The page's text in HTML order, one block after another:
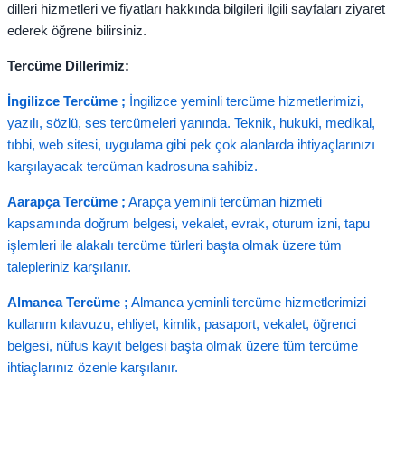
dilleri hizmetleri ve fiyatları hakkında bilgileri ilgili sayfaları ziyaret
ederek öğrene bilirsiniz.
Tercüme Dillerimiz:
İngilizce Tercüme ; İngilizce yeminli tercüme hizmetlerimizi,
yazılı, sözlü, ses tercümeleri yanında. Teknik, hukuki, medikal,
tıbbi, web sitesi, uygulama gibi pek çok alanlarda ihtiyaçlarınızı
karşılayacak tercüman kadrosuna sahibiz.
Aarapça Tercüme ; Arapça yeminli tercüman hizmeti
kapsamında doğrum belgesi, vekalet, evrak, oturum izni, tapu
işlemleri ile alakalı tercüme türleri başta olmak üzere tüm
talepleriniz karşılanır.
Almanca Tercüme ; Almanca yeminli tercüme hizmetlerimizi
kullanım kılavuzu, ehliyet, kimlik, pasaport, vekalet, öğrenci
belgesi, nüfus kayıt belgesi başta olmak üzere tüm tercüme
ihtiaçlarınız özenle karşılanır.